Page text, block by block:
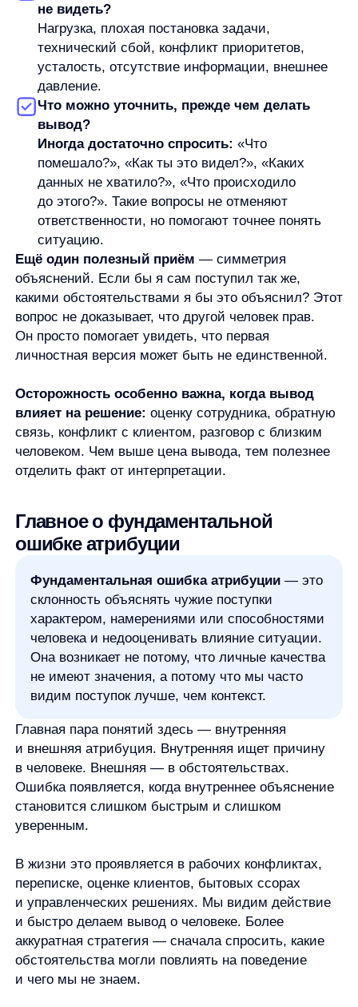
клиентского сервиса и маркетинга. Он участвовал в продуктовом
развитии, помогал выстраивать процессы в команде, занимался
клиентским сервисом и экспериментальными AI-направлениями.
До перехода в маркетинг Станислав работал с продажами,
аккаунт-менеджментом, операционными процессами, розницей,
недвижимостью, обучением и управлением. Такой опыт помогает
ему разбирать e-commerce-задачи не только как контентные темы,
но и как реальные процессы внутри команд.
В работе Станислав опирается на структурный подход: собрать
контекст, разложить задачу на этапы и двигаться к решению без
лишней драматизации. Вне работы увлекается Формулой-1,
русским бильярдом, силовыми тренировками и квизами.
Увеличим продажи вашего
интернет-магазина
Согласен на получение
Свяжитесь со мной
Продукты
anyQuery
anyReviews
anyImages
Материалы
Блог
по интеграции
Сведения
об IT-деятельности
Контакты
any-hello@tbank.ru
support@diginetica.com
+7 (985) 674-48-98
Документы
Лицензионный договор-оферта
Политика обработки персональных данных
Согласие на обработку персональных данных
Рекомендательные алгоритмы
Деятельность в области ИТ
Согласие на получение рекламных и информационных
Руководство пользователя
ПО распространяется в виде интернет-сервиса, специальные действия по